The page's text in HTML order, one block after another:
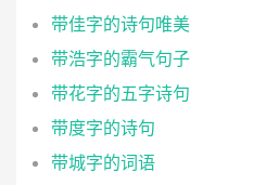
带佳字的诗句唯美
带浩字的霸气句子
带花字的五字诗句
带度字的诗句
带城字的词语